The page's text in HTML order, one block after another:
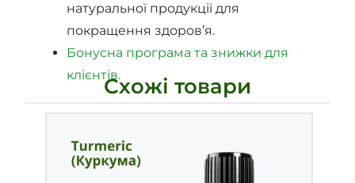
натуральної продукції для
покращення здоров’я.
Бонусна програма та знижки для
клієнтів.Схожі товари